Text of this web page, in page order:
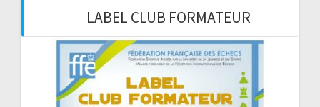
LABEL CLUB FORMATEUR